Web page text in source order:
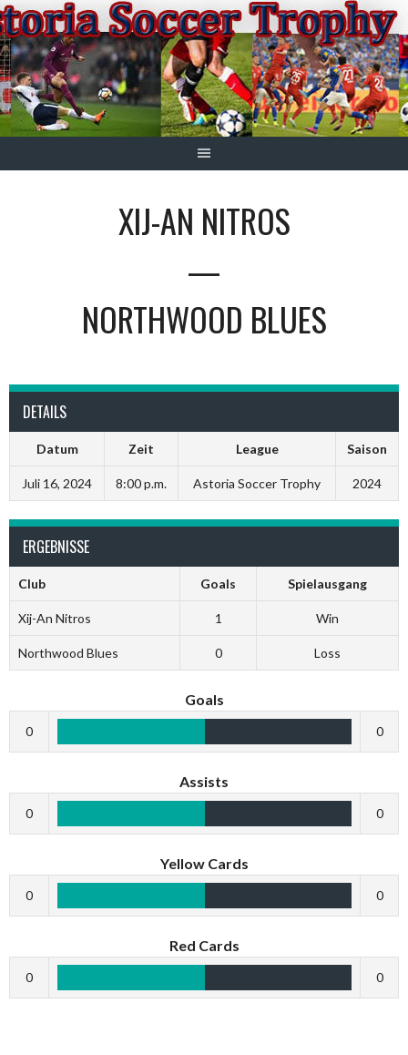
Springe
zum
Inhalt
XIJ-AN NITROS
—
NORTHWOOD BLUES
DETAILS
Datum Zeit League Saison
Juli 16, 2024 8:00 p.m. Astoria Soccer Trophy 2024
ERGEBNISSE
Club Goals Spielausgang
Xij-An Nitros 1 Win
Northwood Blues 0 Loss
Goals
0 0
Assists
0 0
Yellow Cards
0 0
Red Cards
0 0